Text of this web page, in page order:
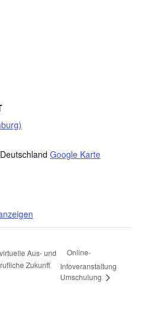
Deutschland Google Karte
Aus- und
Zukunft
Online-
Infoveranstaltung
Umschulung